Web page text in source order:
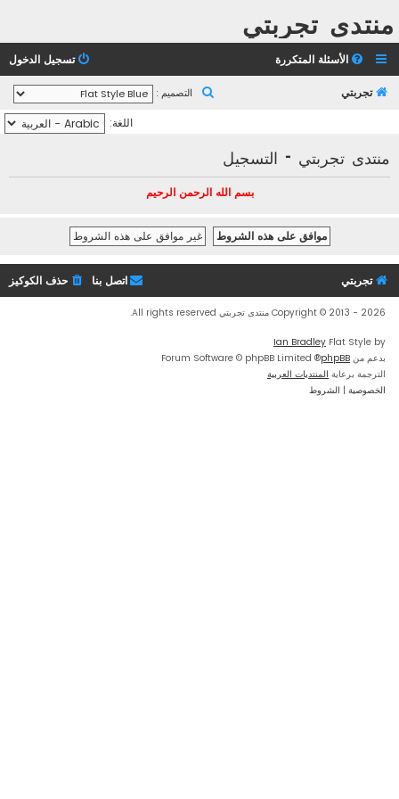
منتدى تجربتي
الأسئلة المتكررة تسجيل الدخول
تجربتي التصميم :
اللغة:
منتدى تجربتي - التسجيل
بسم الله الرحمن الرحيم
تجربتي حذف الكوكيز اتصل بنا
Copyright © 2013 - 2026 منتدى تجربتي All rights reserved.
Flat Style by
Ian Bradley
بدعم من phpBB
® Forum Software © phpBB Limited
الترجمة برعاية المنتديات العربية
الخصوصية | الشروط